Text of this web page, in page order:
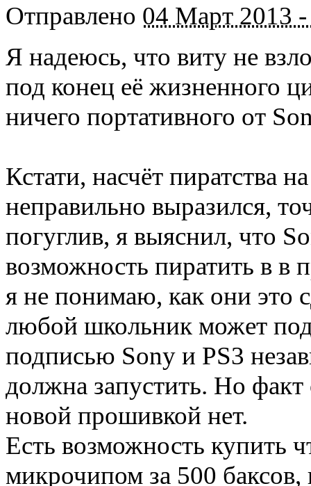
Отправлено 04 Март 2013
Я надеюсь, что виту не
под конец её жизненного
ничего портативного от
Кстати, насчёт пиратства
неправильно выразился,
погуглив, я выяснил, что
возможность пиратить в в
я не понимаю, как они это
любой школьник может
подписью Sony и PS3
должна запустить. Но факт
новой прошивкой нет.
Есть возможность купить
микрочипом за 500